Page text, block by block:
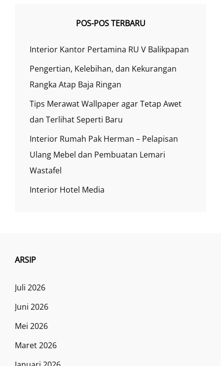
POS-POS TERBARU
Interior Kantor Pertamina RU V Balikpapan
Pengertian, Kelebihan, dan Kekurangan
Rangka Atap Baja Ringan
Tips Merawat Wallpaper agar Tetap Awet
dan Terlihat Seperti Baru
Interior Rumah Pak Herman – Pelapisan
Ulang Mebel dan Pembuatan Lemari
Wastafel
Interior Hotel Media
ARSIP
Juli 2026
Juni 2026
Mei 2026
Maret 2026